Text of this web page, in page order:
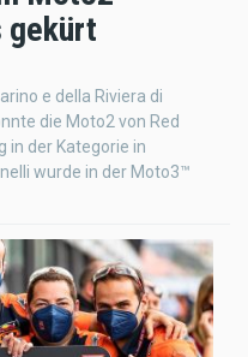
gekürt
e della Riviera di
die Moto2 von Red
in der Kategorie in
wurde in der Moto3™